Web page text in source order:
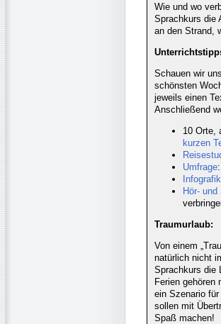
Wie und wo
Sprachkurs die
an den Strand,
Schauen wir
schönsten
jeweils einen
Anschließend
10 Orte,
kurzen
Umfrage
Hör-
Traumurlaub:
Von einem
natürlich nicht
Sprachkurs die
Ferien gehören
ein Szenario
sollen mit
Spaß machen!